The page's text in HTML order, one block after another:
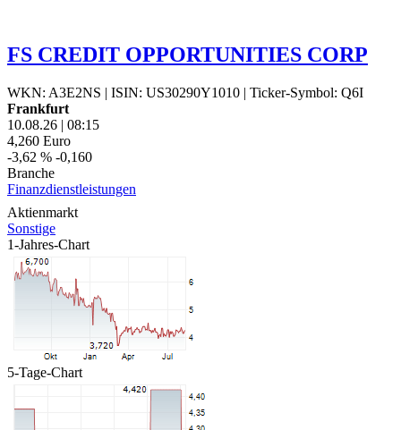
FS CREDIT OPPORTUNITIES CORP
WKN: A3E2NS | ISIN: US30290Y1010 | Ticker-Symbol: Q6I
Frankfurt
10.08.26 | 08:15
4,260 Euro
-3,62 % -0,160
Branche
Finanzdienstleistungen
Aktienmarkt
Sonstige
1-Jahres-Chart
5-Tage-Chart